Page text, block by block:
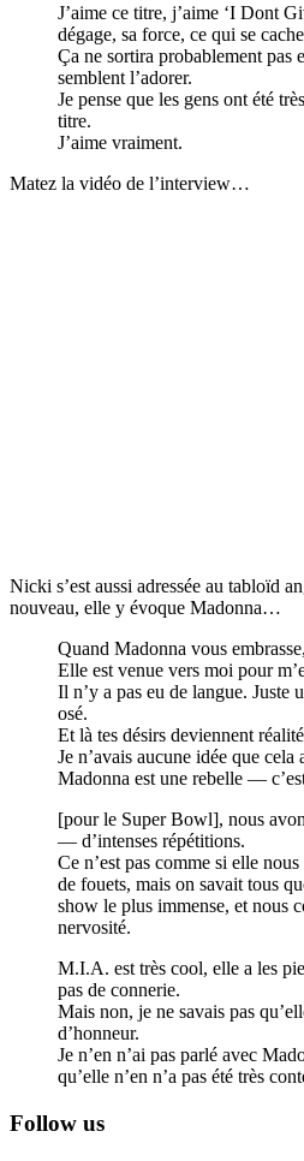
J’aime ce titre, j’aime ‘I Dont
dégage, sa force, ce qui se
Ça ne sortira probablement pas
semblent l’adorer.
Je pense que les gens ont été
titre.
J’aime vraiment.
Matez la vidéo de l’interview…
Nicki s’est aussi adressée au tabloïd
nouveau, elle y évoque Madonna…
Quand Madonna vous
Elle est venue vers moi pour
Il n’y a pas eu de langue. Juste
osé.
Et là tes désirs deviennent
Je n’avais aucune idée que
Madonna est une rebelle —
[pour le Super Bowl], nous
— d’intenses répétitions.
Ce n’est pas comme si elle
de fouets, mais on savait tous
show le plus immense, et nous
nervosité.
M.I.A. est très cool, elle a les
pas de connerie.
Mais non, je ne savais pas
d’honneur.
Je n’en n’ai pas parlé avec
qu’elle n’en n’a pas été très
Follow us